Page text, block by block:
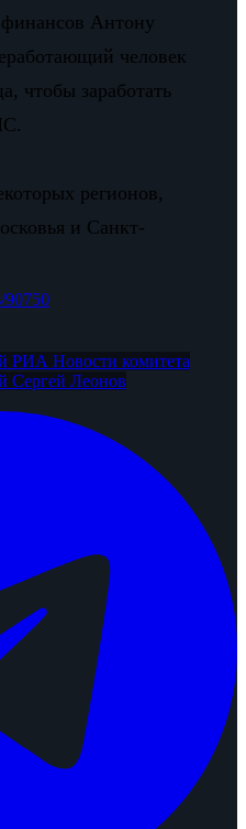
Антону
человек
чтобы заработать
регионов,
и Санкт-
90750
РИА Новости комитета
Сергей Леонов